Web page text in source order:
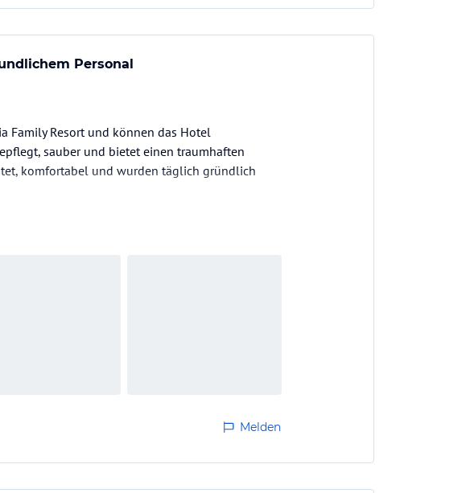
Personal
Family Resort und können das Hotel
sauber und bietet einen traumhaften
komfortabel und wurden täglich gründlich
Das Essen war abwechslungsreich,
Melden